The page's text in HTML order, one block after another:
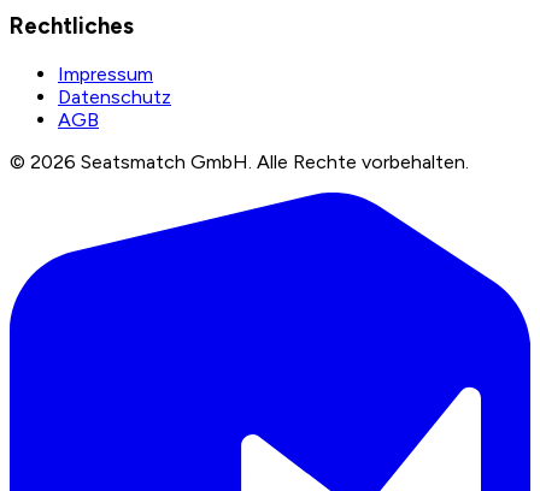
Rechtliches
Impressum
Datenschutz
AGB
© 2026 Seatsmatch GmbH. Alle Rechte vorbehalten.